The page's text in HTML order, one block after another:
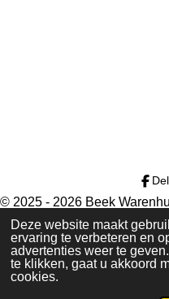
Deze website maakt
ervaring te verbeteren en
advertenties weer te
te klikken, gaat u akkoord
cookies.
© 2025 - 2026 Beek
Powered by
JouwWeb